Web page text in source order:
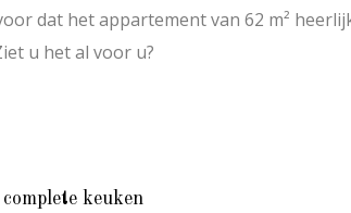
dat het appartement van 62 m²
u het al voor u?
keuken